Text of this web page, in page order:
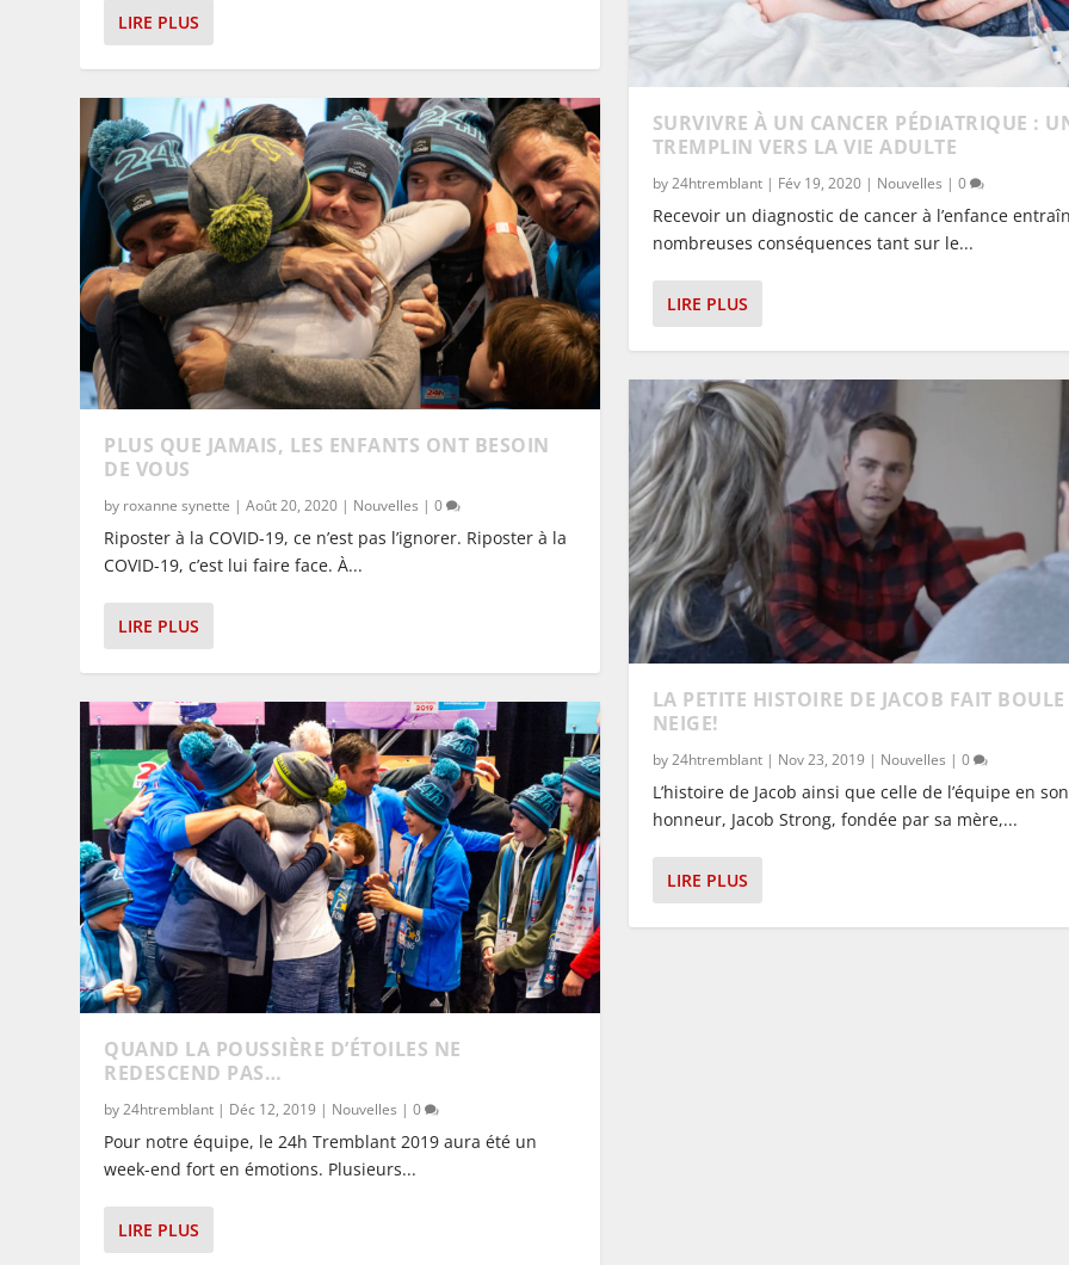
LIRE PLUS
PLUS QUE JAMAIS, LES ENFANTS ONT BESOIN
DE VOUS
by roxanne synette |Août 20, 2020 | Nouvelles |0
Riposter à la COVID-19, ce n’est pas l’ignorer. Riposter à la
COVID-19, c’est lui faire face. À...
LIRE PLUS
QUAND LA POUSSIÈRE D’ÉTOILES NE
REDESCEND PAS…
by24htremblant | Déc 12, 2019 | Nouvelles |0
Pour notre équipe, le 24h Tremblant 2019 aura été un
week-end fort en émotions. Plusieurs...
LIRE PLUS
SURVIVRE À UN CANCER PÉDIATRIQUE :
TREMPLIN VERS LA VIE ADULTE
by24htremblant| Fév 19, 2020| Nouvelles | 0
Recevoir un diagnostic de cancer à l’enfance
nombreuses conséquences tant sur le...
LIRE PLUS
LA PETITE HISTOIRE DE JACOB FAIT
NEIGE!
by24htremblant| Nov 23, 2019 | Nouvelles | 0
L’histoire de Jacob ainsi que celle de l’équipe en son
honneur, Jacob Strong, fondée par sa mère,...
LIRE PLUS